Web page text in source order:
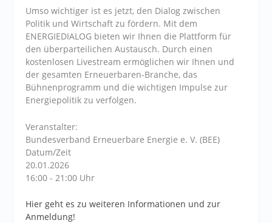
Umso wichtiger ist es jetzt, den Dialog zwischen
Politik und Wirtschaft zu fördern. Mit dem
ENERGIEDIALOG bieten wir Ihnen die Plattform für
den überparteilichen Austausch. Durch einen
kostenlosen Livestream ermöglichen wir Ihnen und
der gesamten Erneuerbaren-Branche, das
Bühnenprogramm und die wichtigen Impulse zur
Energiepolitik zu verfolgen.
Veranstalter:
Bundesverband Erneuerbare Energie e. V. (BEE)
Datum/Zeit
20.01.2026
16:00 - 21:00 Uhr
Hier geht es zu weiteren Informationen und zur
Anmeldung!